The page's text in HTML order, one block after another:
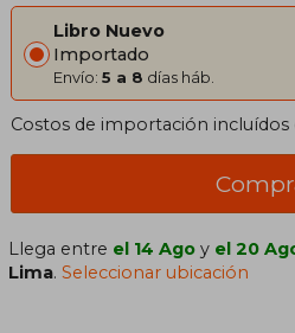
Libro Nuevo
Importado
Envío: 5 a 8 días háb.
Costos de importación incluídos
Llega entre el 14 Ago y el 20
Lima.Seleccionar ubicación